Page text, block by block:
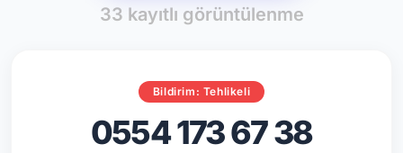
33 kayıtlı görüntülenme
Bildirim: Tehlikeli
0554 173 67 38